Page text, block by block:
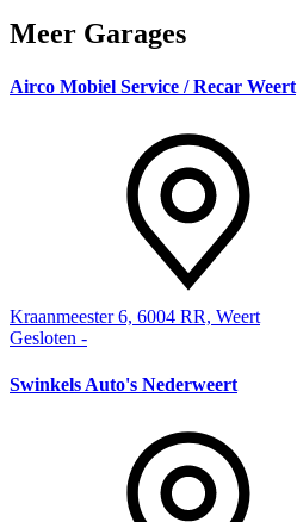
Meer Garages
Airco Mobiel Service / Recar Weert
Kraanmeester 6, 6004 RR, Weert
Gesloten -
Swinkels Auto's Nederweert